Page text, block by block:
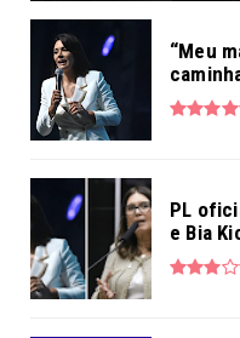
“Meu
PL
e Bia